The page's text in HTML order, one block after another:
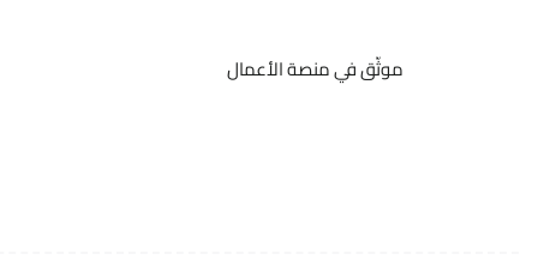
موثّق في منصة الأعمال